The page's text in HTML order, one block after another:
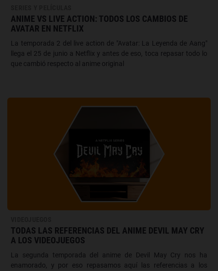
ANIME VS LIVE ACTION: TODOS LOS CAMBIOS DE
AVATAR EN NETFLIX
La temporada 2 del live action de "Avatar: La Leyenda de Aang"
llega el 25 de junio a Netflix y antes de eso, toca repasar todo lo
que cambió respecto al anime original
TODAS LAS REFERENCIAS DEL ANIME DEVIL MAY CRY
A LOS VIDEOJUEGOS
La segunda temporada del anime de Devil May Cry nos ha
enamorado, y por eso repasamos aquí las referencias a los